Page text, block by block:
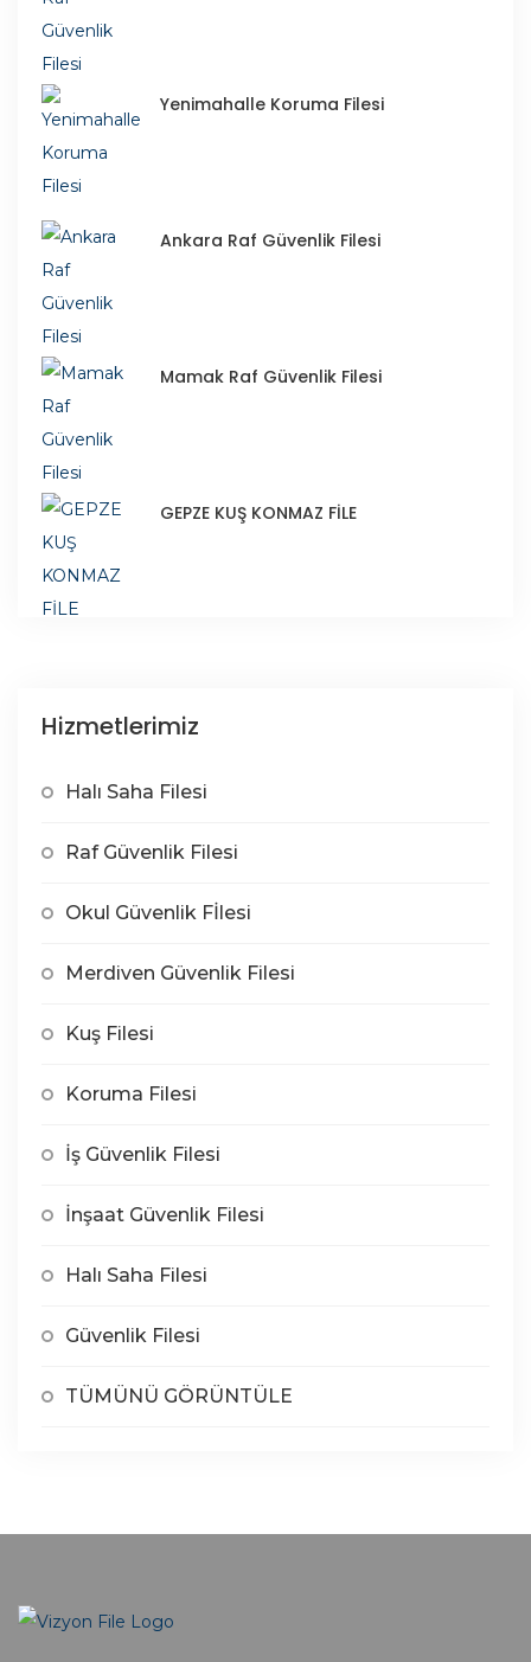
Yenimahalle Koruma Filesi
Ankara Raf Güvenlik Filesi
Mamak Raf Güvenlik Filesi
GEPZE KUŞ KONMAZ FİLE
Hizmetlerimiz
Halı Saha Filesi
Raf Güvenlik Filesi
Okul Güvenlik Fİlesi
Merdiven Güvenlik Filesi
Kuş Filesi
Koruma Filesi
İş Güvenlik Filesi
İnşaat Güvenlik Filesi
Halı Saha Filesi
Güvenlik Filesi
TÜMÜNÜ GÖRÜNTÜLE